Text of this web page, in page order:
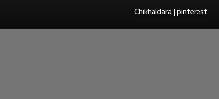
Chikhaldara | pinterest